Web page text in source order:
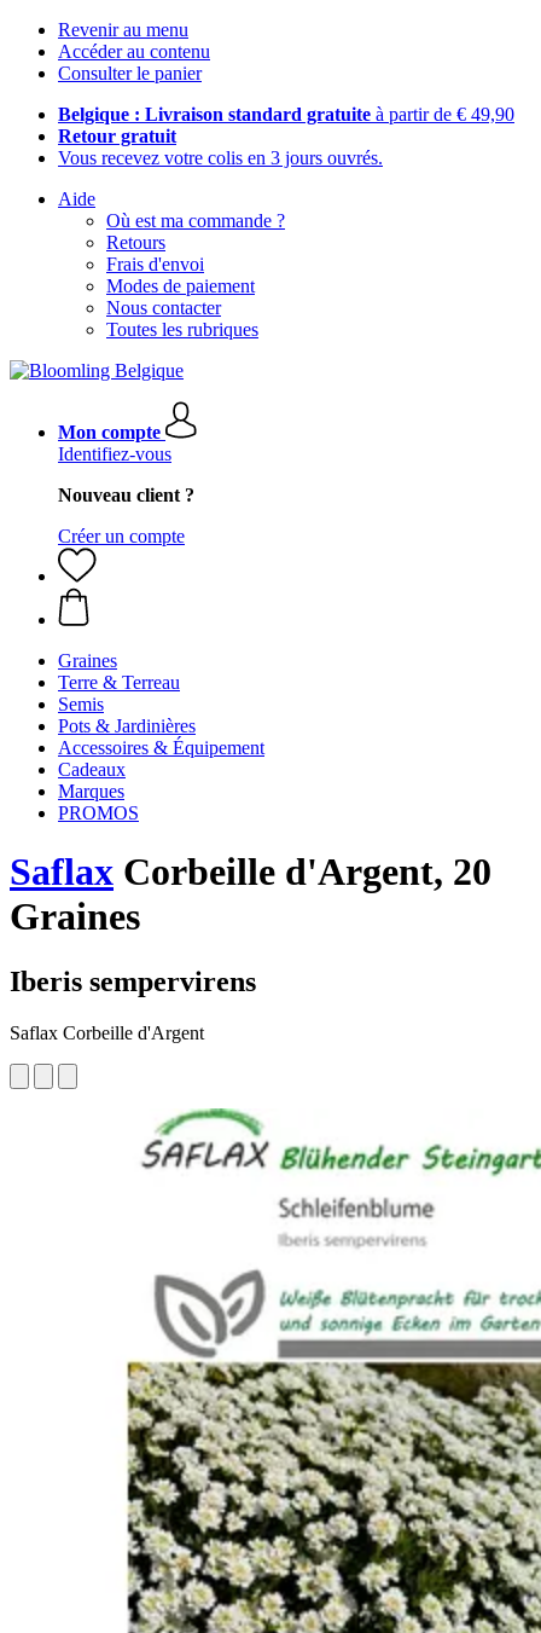
Revenir au menu
Accéder au contenu
Consulter le panier
Belgique : Livraison standard gratuite à partir de € 49,90
Retour gratuit
Vous recevez votre colis en 3 jours ouvrés.
Aide
Où est ma commande ?
Retours
Frais d'envoi
Modes de paiement
Nous contacter
Toutes les rubriques
Mon compte
Identifiez-vous
Nouveau client ?
Créer un compte
Graines
Terre & Terreau
Semis
Pots & Jardinières
Accessoires & Équipement
Cadeaux
Marques
PROMOS
Saflax Corbeille d'Argent, 20
Graines
Iberis sempervirens
Saflax Corbeille d'Argent